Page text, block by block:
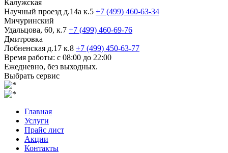
Калужская
Научный проезд д.14а к.5 +7 (499) 460-63-34
Мичуринский
Удальцова, 60, к.7 +7 (499) 460-69-76
Дмитровка
Лобненская д.17 к.8 +7 (499) 450-63-77
Время работы: с 08:00 до 22:00
Ежедневно, без выходных.
Выбрать сервис
Главная
Услуги
Прайс лист
Акции
Контакты